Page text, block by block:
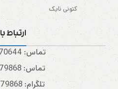
کتونی نایک
ارتباط
تماس: 09381370644
تماس: 09009479868
تلگرام: 09009479868